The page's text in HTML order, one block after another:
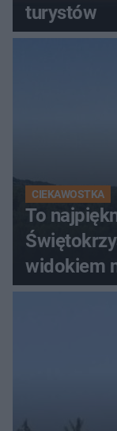
turystów
CIEKAWOSTKA
To
widokiem